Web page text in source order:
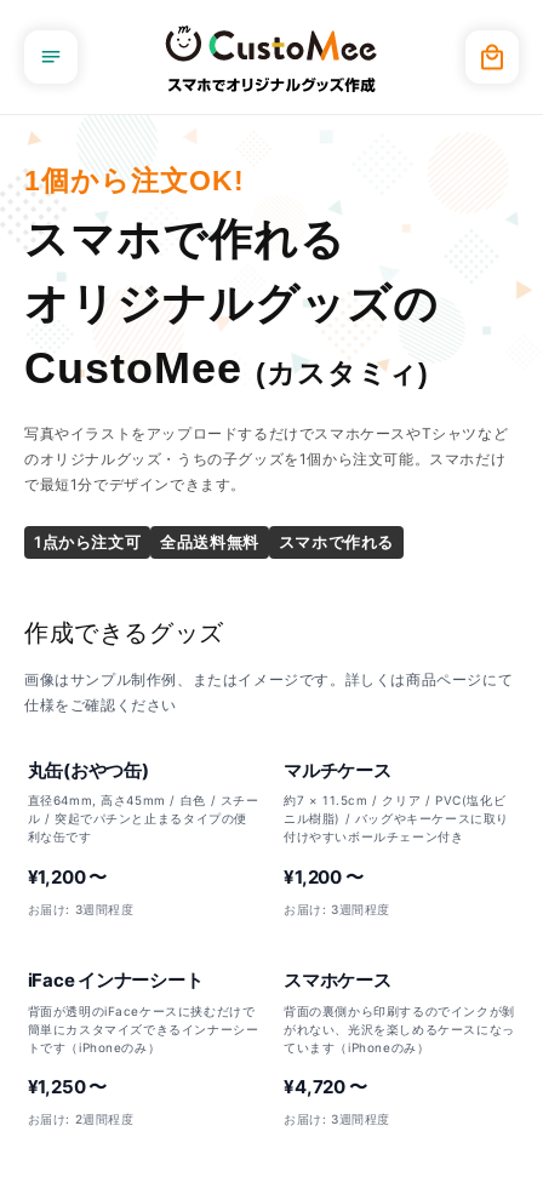
進む
ー
1個から注文OK!
スマホで作れる
オリジナルグッズの
CustoMee (カスタミィ)
写真やイラストをアップロードするだけでスマホケースやTシャツなど
のオリジナルグッズ・うちの子グッズを1個から注文可能。スマホだけ
で最短1分でデザインできます。
1点から注文可 全品送料無料 スマホで作れる
作成できるグッズ
画像はサンプル制作例、またはイメージです。詳しくは商品ページにて
仕様をご確認ください
丸缶(おやつ缶)
直径64mm, 高さ45mm / 白色 / スチー
ル / 突起でパチンと止まるタイプの便
利な缶です
¥1,200 〜
お届け: 3週間程度
マルチケース
約7 × 11.5cm / クリア / PVC(塩化ビ
ニル樹脂) / バッグやキーケースに取り
付けやすいボールチェーン付き
¥1,200 〜
お届け: 3週間程度
iFace インナーシート
背面が透明のiFaceケースに挟むだけで
簡単にカスタマイズできるインナーシー
トです（iPhoneのみ）
¥1,250 〜
お届け: 2週間程度
スマホケース
背面の裏側から印刷するのでインクが剝
がれない、光沢を楽しめるケースになっ
ています（iPhoneのみ）
¥4,720 〜
お届け: 3週間程度